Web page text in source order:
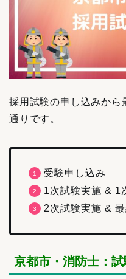
採用試験の申し込みから
通りです。
受験申し込み
1次試験実施 & 1
2次試験実施 &
京都市・消防士：